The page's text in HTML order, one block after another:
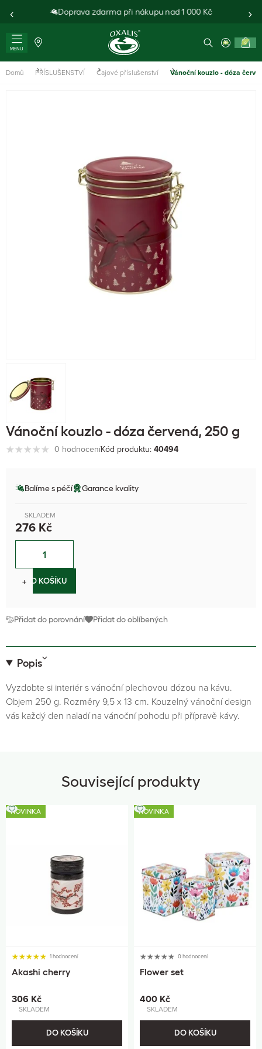
Doprava zdarma při nákupu nad 1 000 Kč
MENU
0
Domů PŘÍSLUŠENSTVÍ Čajové příslušenství Vánoční kouzlo - dóza
Vánoční kouzlo - dóza červená, 250 g
0 hodnoceníKód produktu: 40494
Balíme s péčí Garance kvality
SKLADEM
276 Kč
−
+DO KOŠÍKU
Přidat do porovnání Přidat do oblíbených
Popis
Vyzdobte si interiér s vánoční plechovou dózou na kávu.
Objem 250 g. Rozměry 9,5 x 13 cm. Kouzelný vánoční design
vás každý den naladí na vánoční pohodu při přípravě kávy.
Související produkty
NOVINKA
1 hodnocení
Akashi cherry
306 Kč
SKLADEM
DO KOŠÍKU
NOVINKA
0 hodnocení
Flower set
400 Kč
SKLADEM
DO KOŠÍKU